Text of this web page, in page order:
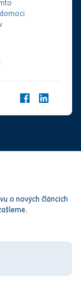
narovnání
o nových článcích